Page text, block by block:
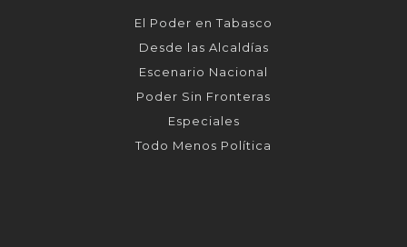
El Poder en Tabasco
Desde las Alcaldías
Escenario Nacional
Poder Sin Fronteras
Especiales
Todo Menos Política